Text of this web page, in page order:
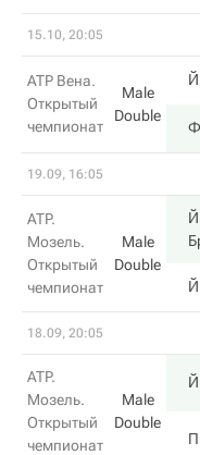
15.10, 20:05
ATP Вена.
Открытый
чемпионат
Male
Double
19.09, 16:05
ATP.
Мозель.
Открытый
чемпионат
Male
Double
18.09, 20:05
ATP.
Мозель.
Открытый
чемпионат
Male
Double